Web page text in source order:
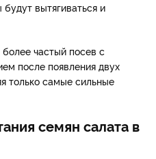
вытягиваться и
частый посев с
после появления двух
только самые сильные
семян салата в